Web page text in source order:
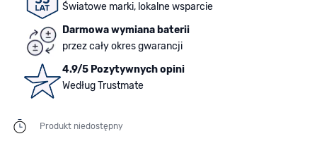
Światowe marki, lokalne wsparcie
Darmowa wymiana baterii
przez cały okres gwarancji
4.9/5 Pozytywnych opini
Według Trustmate
Produkt niedostępny